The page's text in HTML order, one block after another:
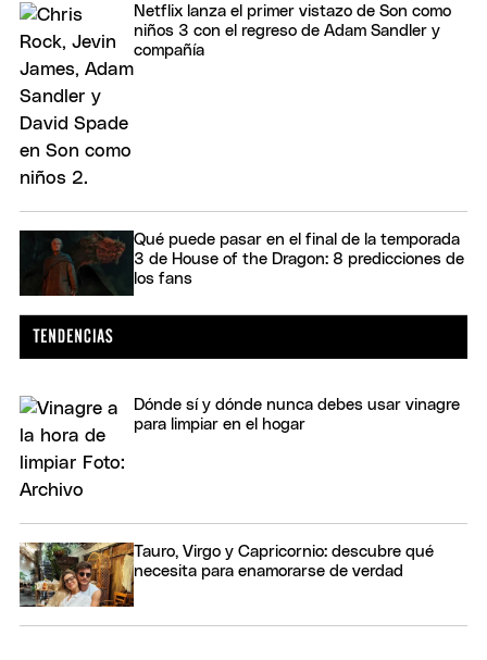
Netflix lanza el primer vistazo de Son como
niños 3 con el regreso de Adam Sandler y
compañía
Qué puede pasar en el final de la temporada
3 de House of the Dragon: 8 predicciones de
los fans
Dónde sí y dónde nunca debes usar vinagre
para limpiar en el hogar
Tauro, Virgo y Capricornio: descubre qué
necesita para enamorarse de verdad